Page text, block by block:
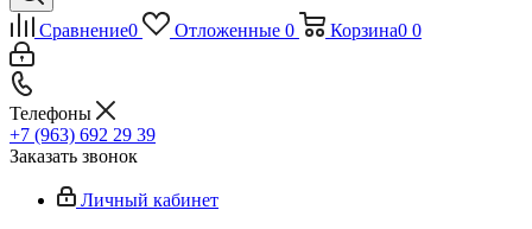
Сравнение0 Отложенные 0 Корзина0 0
Телефоны
+7 (963) 692 29 39
Заказать звонок
Личный кабинет